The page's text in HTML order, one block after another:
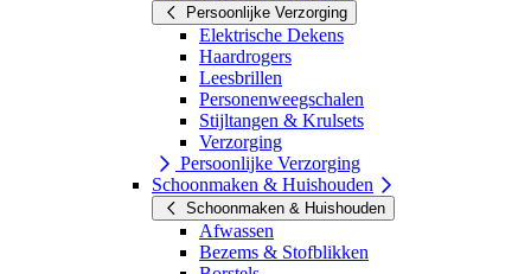
Persoonlijke Verzorging
Elektrische Dekens
Haardrogers
Leesbrillen
Personenweegschalen
Stijltangen & Krulsets
Verzorging
Persoonlijke Verzorging
Schoonmaken & Huishouden
Schoonmaken & Huishouden
Afwassen
Bezems & Stofblikken